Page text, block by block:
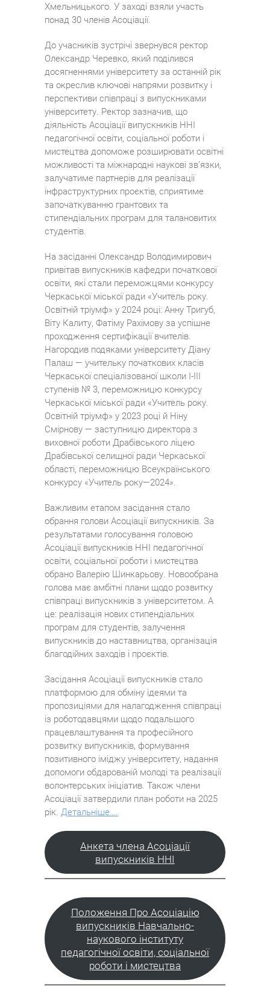
Хмельницького. У заході взяли участь
понад 30 членів Асоціації.
До учасників зустрічі звернувся ректор
Олександр Черевко, який поділився
досягненнями університету за останній рік
та окреслив ключові напрями розвитку і
перспективи співпраці з випускниками
університету. Ректор зазначив, що
діяльність Асоціації випускників ННІ
педагогічної освіти, соціальної роботи і
мистецтва допоможе розширювати освітні
можливості та міжнародні наукові зв’язки,
залучатиме партнерів для реалізації
інфраструктурних проєктів, сприятиме
започаткуванню грантових та
стипендіальних програм для талановитих
студентів.
На засіданні Олександр Володимирович
привітав випускників кафедри початкової
освіти, які стали переможцями конкурсу
Черкаської міської ради «Учитель року.
Освітній тріумф» у 2024 році: Анну Тригуб,
Віту Калиту, Фатіму Рахімову за успішне
проходження сертифікації вчителів.
Нагородив подяками університету Діану
Палаш — учительку початкових класів
Черкаської спеціалізованої школи І-III
ступенів № 3, переможницю конкурсу
Черкаської міської ради «Учитель року.
Освітній тріумф» у 2023 році й Ніну
Смірнову — заступницю директора з
виховної роботи Драбівського ліцею
Драбівської селищної ради Черкаської
області, переможницю Всеукраїнського
конкурсу «Учитель року—2024».
Важливим етапом засідання стало
обрання голови Асоціації випускників. За
результатами голосування головою
Асоціації випускників ННІ педагогічної
освіти, соціальної роботи і мистецтва
обрано Валерію Шинкарьову. Новообрана
голова має амбітні плани щодо розвитку
співпраці випускників з університетом. А
це: реалізація нових стипендіальних
програм для студентів, залучення
випускників до наставництва, організація
благодійних заходів і проєктів.
Засідання Асоціації випускників стало
платформою для обміну ідеями та
пропозиціями для налагодження співпраці
із роботодавцями щодо подальшого
працевлаштування та професійного
розвитку випускників, формування
позитивного іміджу університету, надання
допомоги обдарованій молоді та реалізації
волонтерських ініціатив. Також члени
Асоціації затвердили план роботи на 2025
рік. Детальніше….
Анкета члена Асоціації
випускників ННІ
Положення Про Асоціацію
випускників Навчально-
наукового інституту
педагогічної освіти, соціальної
роботи і мистецтва